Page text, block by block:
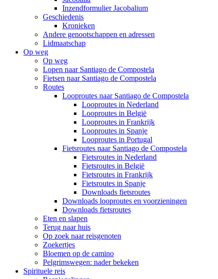
Inzendformulier Jacobalium
Geschiedenis
Kronieken
Andere genootschappen en adressen
Lidmaatschap
Op weg
Op weg
Lopen naar Santiago de Compostela
Fietsen naar Santiago de Compostela
Routes
Looproutes naar Santiago de Compostela
Looproutes in Nederland
Looproutes in België
Looproutes in Frankrijk
Looproutes in Spanje
Looproutes in Portugal
Fietsroutes naar Santiago de Compostela
Fietsroutes in Nederland
Fietsroutes in België
Fietsroutes in Frankrijk
Fietsroutes in Spanje
Downloads fietsroutes
Downloads looproutes en voorzieningen
Downloads fietsroutes
Eten en slapen
Terug naar huis
Op zoek naar reisgenoten
Zoekertjes
Bloemen op de camino
Pelgrimswegen: nader bekeken
Spirituele reis